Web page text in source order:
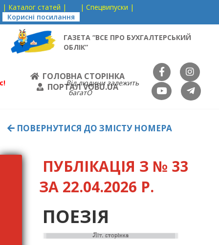
| Каталог статей |
| Спецвипуски |
Корисні посилання
ГАЗЕТА “ВСЕ ПРО БУХГАЛТЕРСЬКИЙ
ОБЛІК”
ГОЛОВНА СТОРІНКА
ПОРТАЛ VOBU.UA
Від людини залежить
багатО
ПОВЕРНУТИСЯ ДО ЗМІСТУ НОМЕРА
ПУБЛІКАЦІЯ З № 33
ЗА 22.04.2026 Р.
ПОЕЗІЯ